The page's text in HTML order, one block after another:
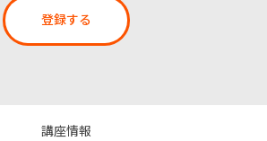
登録する
講座情報